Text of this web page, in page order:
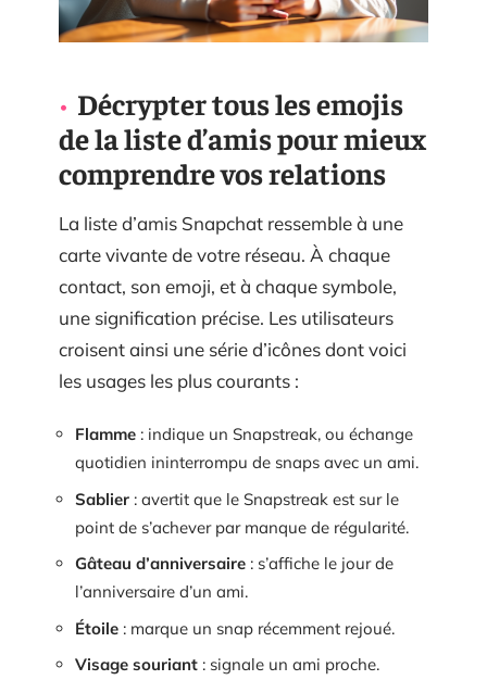
Décrypter tous les emojis
de la liste d’amis pour mieux
comprendre vos relations
La liste d’amis Snapchat ressemble à une
carte vivante de votre réseau. À chaque
contact, son emoji, et à chaque symbole,
une signification précise. Les utilisateurs
croisent ainsi une série d’icônes dont voici
les usages les plus courants :
Flamme : indique un Snapstreak, ou échange
quotidien ininterrompu de snaps avec un ami.
Sablier : avertit que le Snapstreak est sur le
point de s’achever par manque de régularité.
Gâteau d’anniversaire : s’affiche le jour de
l’anniversaire d’un ami.
Étoile : marque un snap récemment rejoué.
Visage souriant : signale un ami proche.